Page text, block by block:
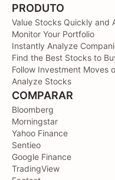
PRODUTO
Value Stocks Quickly and
Monitor Your Portfolio
Instantly Analyze
Find the Best Stocks to
Follow Investment Moves
Analyze Stocks
COMPARAR
Bloomberg
Morningstar
Yahoo Finance
Sentieo
Google Finance
TradingView